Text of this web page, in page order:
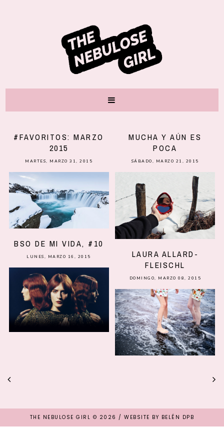
#FAVORITOS: MARZO
2015
MARTES, MARZO 31, 2015
MUCHA Y AÚN ES
POCA
SÁBADO, MARZO 21, 2015
BSO DE MI VIDA, #10
LUNES, MARZO 16, 2015
LAURA ALLARD-
FLEISCHL
DOMINGO, MARZO 08, 2015
THE NEBULOSE GIRL © 2026 / WEBSITE BY BELÉN DPB